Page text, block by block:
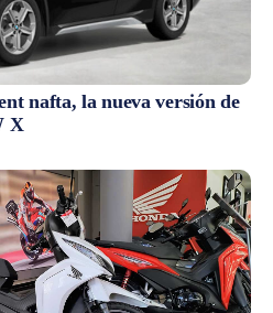
nafta, la nueva versión de
X